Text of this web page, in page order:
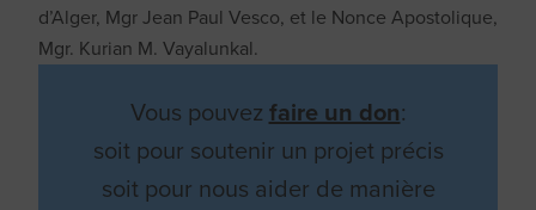
d’Alger, Mgr Jean Paul Vesco, et le Nonce Apostolique,
Mgr. Kurian M. Vayalunkal.
Vous pouvez faire un don:
soit pour soutenir un projet précis
soit pour nous aider de manière